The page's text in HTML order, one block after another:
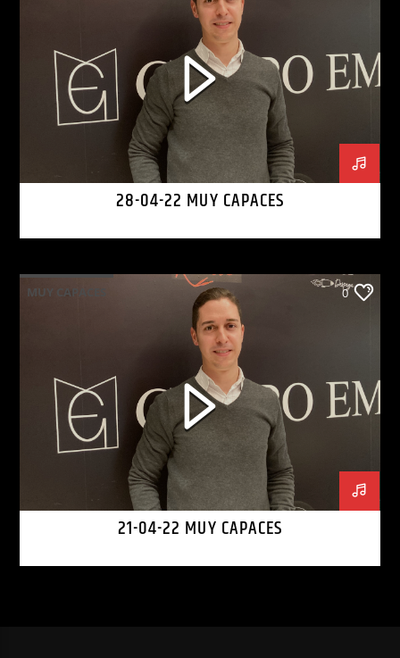
28-04-22 MUY CAPACES
MUY CAPACES 0
21-04-22 MUY CAPACES